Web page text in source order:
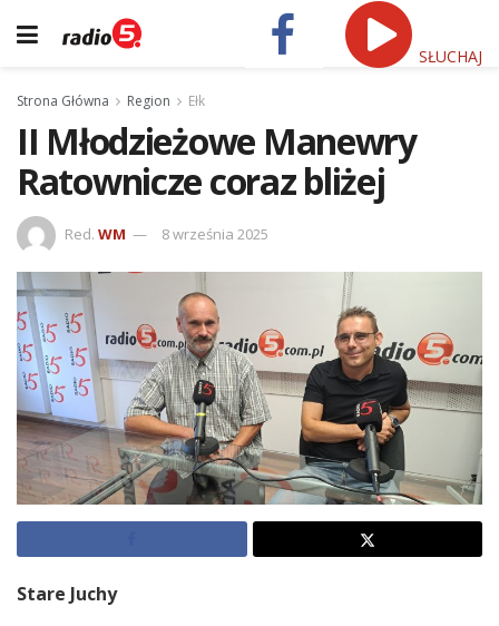
SŁUCHAJ
Strona Główna Region Ełk
II Młodzieżowe Manewry
Ratownicze coraz bliżej
Red. WM 8 września 2025
Stare Juchy